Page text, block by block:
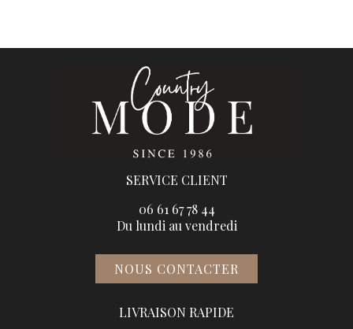
SERVICE CLIENT
06 61 67 78 44
Du lundi au vendredi
NOUS CONTACTER
LIVRAISON RAPIDE